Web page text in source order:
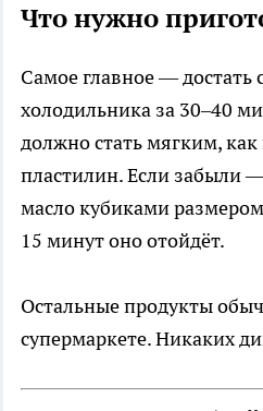
Что нужно
Самое главное — достать
холодильника за 30–40
должно стать мягким,
пластилин. Если забыли
масло кубиками размером
15 минут оно отойдёт.
Остальные продукты
супермаркете. Никаких